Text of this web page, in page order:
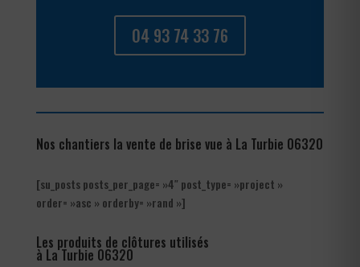
04 93 74 33 76
Nos chantiers la vente de brise vue à La Turbie 06320
[su_posts posts_per_page= »4″ post_type= »project »
order= »asc » orderby= »rand »]
Les produits de clôtures utilisés
à La Turbie 06320